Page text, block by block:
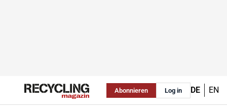
Abonnieren Log in DE EN